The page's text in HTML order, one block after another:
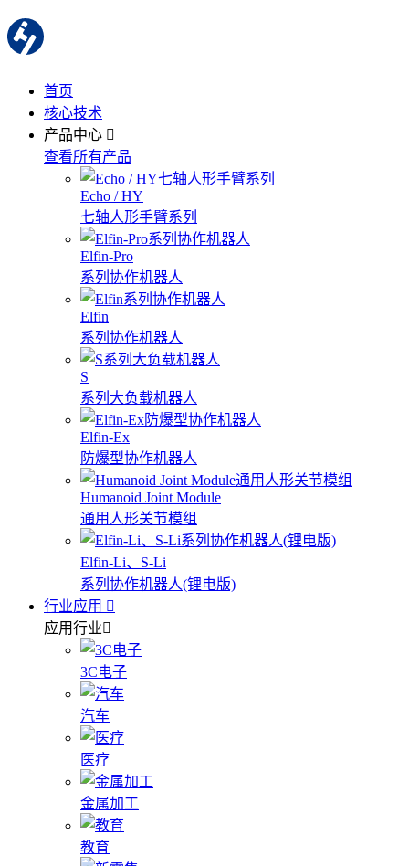
首页
核心技术
产品中心
查看所有产品
Echo / HY
七轴人形手臂系列
Elfin-Pro
系列协作机器人
Elfin
系列协作机器人
S
系列大负载机器人
Elfin-Ex
防爆型协作机器人
Humanoid Joint Module
通用人形关节模组
Elfin-Li、S-Li
系列协作机器人(锂电版)
行业应用
应用行业
3C电子
汽车
医疗
金属加工
教育